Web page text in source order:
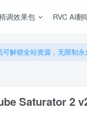
调效果包 RVC AI翻
解锁全站资源，无限制
解锁全站资源，无限制永
Saturator 2